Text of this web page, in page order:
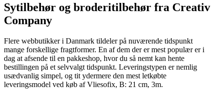
Sytilbehør og broderitilbehør fra Creativ
Company
Flere webbutikker i Danmark tildeler på nuværende tidspunkt
mange forskellige fragtformer. En af dem der er mest populær er i
dag at afsende til en pakkeshop, hvor du så nemt kan hente
bestillingen på et selvvalgt tidspunkt. Leveringstypen er nemlig
usædvanlig simpel, og tit ydermere den mest letkøbte
leveringsmodel ved køb af Vliesofix, B: 21 cm, 3m.